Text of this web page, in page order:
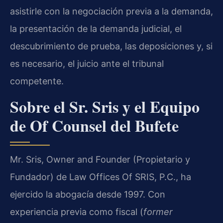
asistirle con la negociación previa a la demanda,
la presentación de la demanda judicial, el
descubrimiento de prueba, las deposiciones y, si
es necesario, el juicio ante el tribunal
competente.
Sobre el Sr. Sris y el Equipo
de Of Counsel del Bufete
Mr. Sris, Owner and Founder (Propietario y
Fundador) de Law Offices Of SRIS, P.C., ha
ejercido la abogacía desde 1997. Con
experiencia previa como fiscal (former